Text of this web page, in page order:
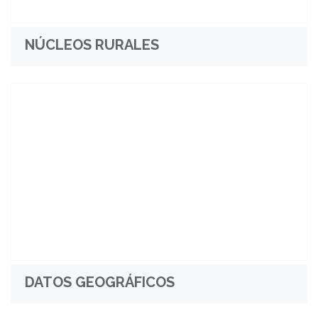
NÚCLEOS RURALES
DATOS GEOGRÁFICOS